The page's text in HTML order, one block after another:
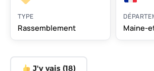
TYPE
Rassemblement Maine-
J'y vais (18)